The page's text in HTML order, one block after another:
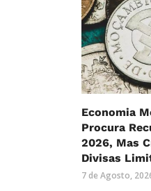
Economia
Procura
2026, Mas
Divisas
7 de Agosto,